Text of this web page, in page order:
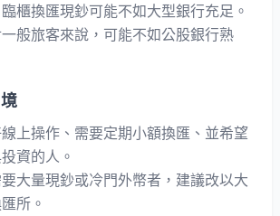
臨櫃換匯現鈔可能不如大型銀行充足。
般旅客來說，可能不如公股銀行熟
上操作、需要定期小額換匯、並希望
資的人。
大量現鈔或冷門外幣者，建議改以大
所。